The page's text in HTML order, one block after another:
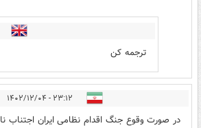
ترجمه کن
۲۳:۱۲ - ۱۴۰۲/۱۲/۰۴
در صورت وقوع جنگ اقدام نظامی ایران اجتناب